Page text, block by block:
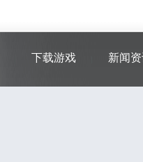
下载游戏 新闻